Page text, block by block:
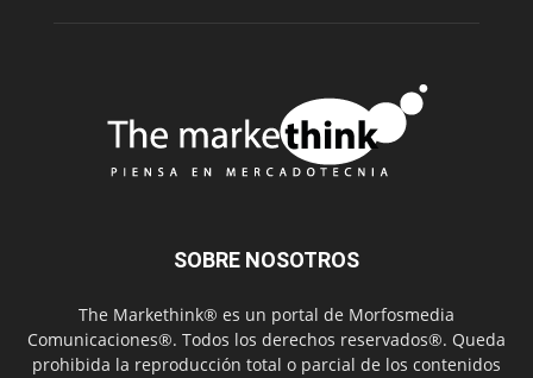
SOBRE NOSOTROS
The Markethink® es un portal de Morfosmedia
Comunicaciones®. Todos los derechos reservados®. Queda
prohibida la reproducción total o parcial de los contenidos